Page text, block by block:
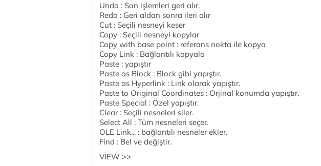
Undo : Son işlemleri geri alır.
Redo : Geri aldan sonra ileri alır
Cut : Seçili nesneyi keser
Copy : Seçili nesneyi kopylar
Copy with base point : referans nokta ile kopya
Copy Link : Bağlantılı kopyala
Paste : yapıştır
Paste as Block : Block gibi yapıştır.
Paste as Hyperlink : Link olarak yapıştır.
Paste to Original Coordinates : Orjinal konumda yapıştır.
Paste Special : Özel yapıştır.
Clear : Seçili nesneleri siler.
Select All : Tüm nesneleri seçer.
OLE Link... : bağlantılı nesneler ekler.
Find : Bel ve değiştir.
VİEW >>